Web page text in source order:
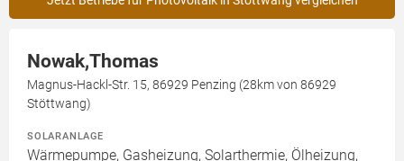
Nowak,Thomas
Magnus-Hackl-Str. 15, 86929 Penzing (28km von 86929
Stöttwang)
SOLARANLAGE
Wärmepumpe, Gasheizung, Solarthermie, Ölheizung,